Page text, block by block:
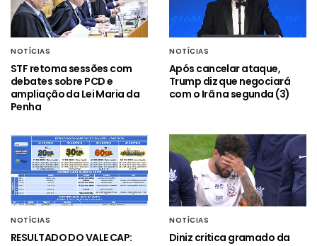
NOTÍCIAS
STF retoma sessões com
debates sobre PCD e
ampliação da Lei Maria da
Penha
NOTÍCIAS
Após cancelar ataque,
Trump diz que negociará
com o Irã na segunda (3)
NOTÍCIAS
RESULTADO DO VALE CAP:
NOTÍCIAS
Diniz critica gramado da